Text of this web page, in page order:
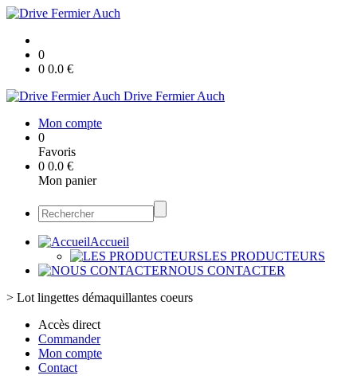
0
0 0.0 €
Drive Fermier Auch
Mon compte
0
Favoris
0 0.0 €
Mon panier
Accueil
LES PRODUCTEURS
NOUS CONTACTER
> Lot lingettes démaquillantes coeurs
Accès direct
Commander
Mon compte
Contact